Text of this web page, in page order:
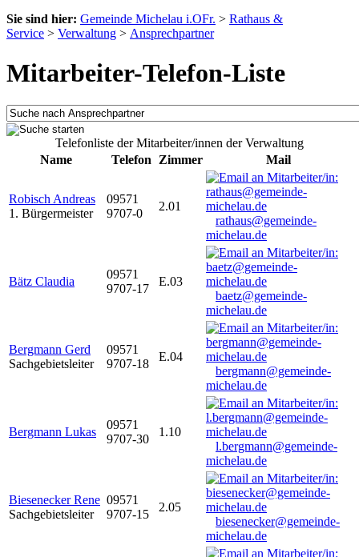
Sie sind hier: Gemeinde Michelau i.OFr. > Rathaus &
Service > Verwaltung > Ansprechpartner
Mitarbeiter-Telefon-Liste
Telefonliste der Mitarbeiter/innen der Verwaltung
Name
Telefon Zimmer Mail
Robisch Andreas
1. Bürgermeister
09571
9707-0
2.01
rathaus@gemeinde-
michelau.de
Bätz Claudia
09571
9707-17
E.03
baetz@gemeinde-
michelau.de
Bergmann Gerd
Sachgebietsleiter
09571
9707-18
E.04
bergmann@gemeinde-
michelau.de
Bergmann Lukas
09571
9707-30
1.10
l.bergmann@gemeinde-
michelau.de
Biesenecker Rene
Sachgebietsleiter
09571
9707-15
2.05
biesenecker@gemeinde-
michelau.de